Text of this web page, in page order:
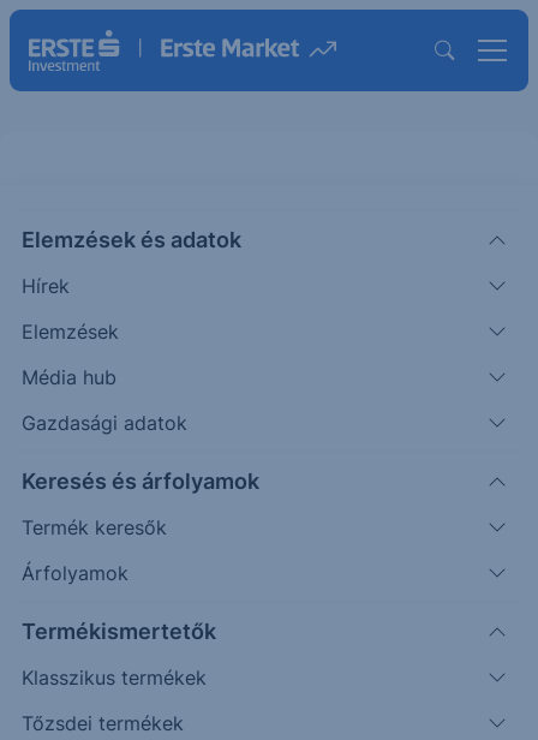
Elemzések és adatok
Hírek
Elemzések
Média hub
Gazdasági adatok
Keresés és árfolyamok
Termék keresők
Árfolyamok
Termékismertetők
Klasszikus termékek
Tőzsdei termékek
MGI(USA)
Moneygram International Inc.
10.99
Időpont: 24.03.04. 16:59
Előző záró:
10.99
Árfolyamértesítő rögzítése
További információk kérése